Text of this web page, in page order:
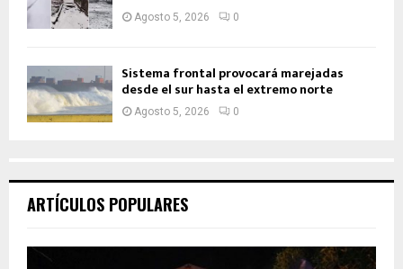
Agosto 5, 2026 0
Sistema frontal provocará marejadas
desde el sur hasta el extremo norte
Agosto 5, 2026 0
ARTÍCULOS POPULARES